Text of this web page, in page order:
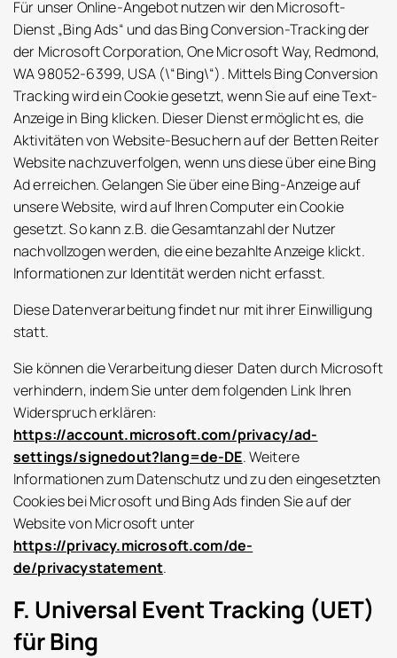
Für unser Online-Angebot nutzen wir den Microsoft-
Dienst „Bing Ads“ und das Bing Conversion-Tracking der
der Microsoft Corporation, One Microsoft Way, Redmond,
WA 98052-6399, USA (\“Bing\“). Mittels Bing Conversion
Tracking wird ein Cookie gesetzt, wenn Sie auf eine Text-
Anzeige in Bing klicken. Dieser Dienst ermöglicht es, die
Aktivitäten von Website-Besuchern auf der Betten Reiter
Website nachzuverfolgen, wenn uns diese über eine Bing
Ad erreichen. Gelangen Sie über eine Bing-Anzeige auf
unsere Website, wird auf Ihren Computer ein Cookie
gesetzt. So kann z.B. die Gesamtanzahl der Nutzer
nachvollzogen werden, die eine bezahlte Anzeige klickt.
Informationen zur Identität werden nicht erfasst.
Diese Datenverarbeitung findet nur mit ihrer Einwilligung
statt.
Sie können die Verarbeitung dieser Daten durch Microsoft
verhindern, indem Sie unter dem folgenden Link Ihren
Widerspruch erklären:
https://account.microsoft.com/privacy/ad-
settings/signedout?lang=de-DE. Weitere
Informationen zum Datenschutz und zu den eingesetzten
Cookies bei Microsoft und Bing Ads finden Sie auf der
Website von Microsoft unter
https://privacy.microsoft.com/de-
de/privacystatement.
F. Universal Event Tracking (UET)
für Bing